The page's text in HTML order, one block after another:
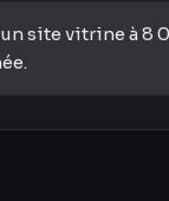
site vitrine à